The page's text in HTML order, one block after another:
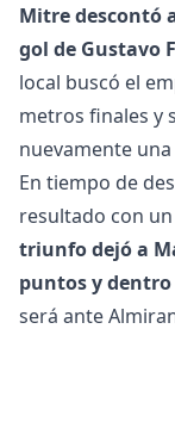
Mitre descontó
gol de Gustavo
local buscó el
metros finales y
nuevamente
En tiempo de
resultado con
triunfo dejó a
puntos y
será ante